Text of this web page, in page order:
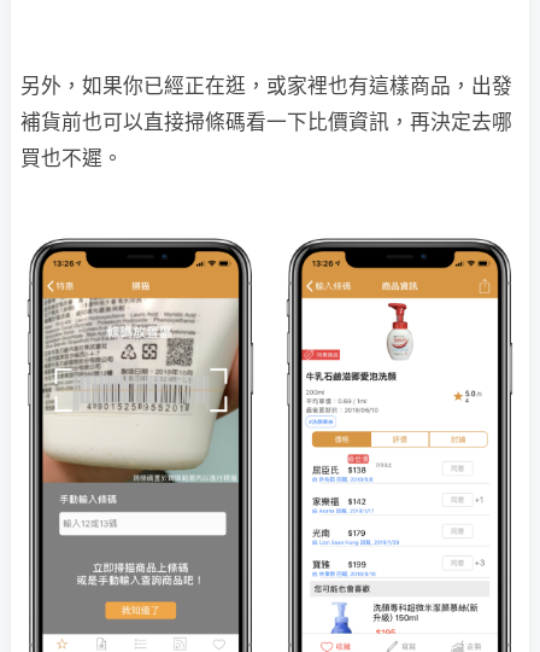
另外，如果你已經正在逛，或家裡也有這樣商品，出發
補貨前也可以直接掃條碼看一下比價資訊，再決定去哪
買也不遲。